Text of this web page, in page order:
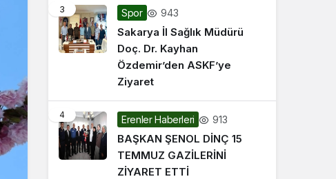
3 Spor 943
Sakarya İl Sağlık Müdürü
Doç. Dr. Kayhan
Özdemir’den ASKF’ye
Ziyaret
4 Erenler Haberleri 913
BAŞKAN ŞENOL DİNÇ 15
TEMMUZ GAZİLERİNİ
ZİYARET ETTİ